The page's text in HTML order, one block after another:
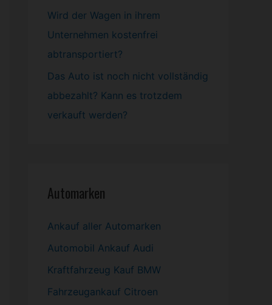
Wird der Wagen in ihrem
Unternehmen kostenfrei
abtransportiert?
Das Auto ist noch nicht vollständig
abbezahlt? Kann es trotzdem
verkauft werden?
Automarken
Ankauf aller Automarken
Automobil Ankauf Audi
Kraftfahrzeug Kauf BMW
Fahrzeugankauf Citroen